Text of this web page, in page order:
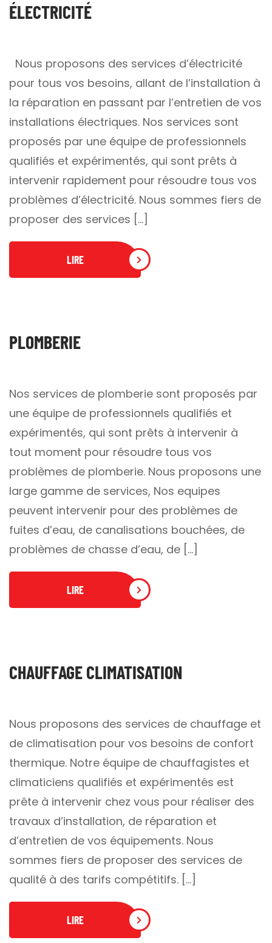
ÉLECTRICITÉ
Nous proposons des services d’électricité
pour tous vos besoins, allant de l’installation à
la réparation en passant par l’entretien de vos
installations électriques. Nos services sont
proposés par une équipe de professionnels
qualifiés et expérimentés, qui sont prêts à
intervenir rapidement pour résoudre tous vos
problèmes d’électricité. Nous sommes fiers de
proposer des services […]
LIRE
PLOMBERIE
Nos services de plomberie sont proposés par
une équipe de professionnels qualifiés et
expérimentés, qui sont prêts à intervenir à
tout moment pour résoudre tous vos
problèmes de plomberie. Nous proposons une
large gamme de services, Nos equipes
peuvent intervenir pour des problèmes de
fuites d’eau, de canalisations bouchées, de
problèmes de chasse d’eau, de […]
LIRE
CHAUFFAGE CLIMATISATION
Nous proposons des services de chauffage et
de climatisation pour vos besoins de confort
thermique. Notre équipe de chauffagistes et
climaticiens qualifiés et expérimentés est
prête à intervenir chez vous pour réaliser des
travaux d’installation, de réparation et
d’entretien de vos équipements. Nous
sommes fiers de proposer des services de
qualité à des tarifs compétitifs. […]
LIRE